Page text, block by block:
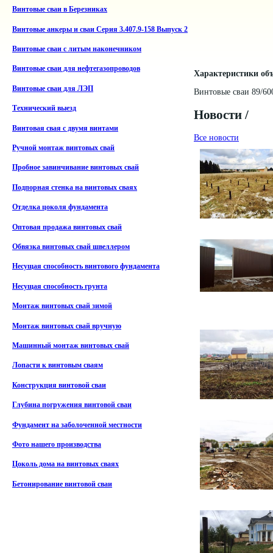
Винтовые сваи в Березниках
Винтовые анкеры и сваи Серия 3.407.9-158 Выпуск 2
Винтовые сваи с литым наконечником
Винтовые сваи для нефтегазопроводов
Винтовые сваи для ЛЭП
Технический выезд
Винтовая свая с двумя винтами
Ручной монтаж винтовых свай
Пробное завинчивание винтовых свай
Подпорная стенка на винтовых сваях
Отделка цоколя фундамента
Оптовая продажа винтовых свай
Обвязка винтовых свай швеллером
Несущая способность винтового фундамента
Несущая способность грунта
Монтаж винтовых свай зимой
Монтаж винтовых свай вручную
Машинный монтаж винтовых свай
Лопасти к винтовым сваям
Конструкция винтовой сваи
Глубина погружения винтовой сваи
Фундамент на заболоченной местности
Фото нашего производства
Цоколь дома на винтовых сваях
Бетонирование винтовой сваи
Характеристики
Винтовые сваи 89/
Новости /
Все новости